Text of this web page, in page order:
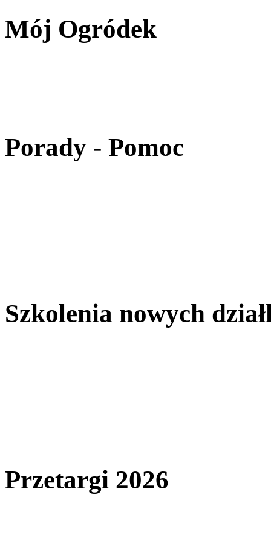
Mój Ogródek
Porady - Pomoc
Szkolenia nowych
Przetargi 2026